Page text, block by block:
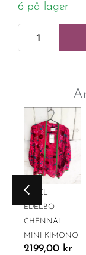
6 på lager
SISSEL
EDELBO
CHENNAI
MINI KIMONO
2199,00 kr